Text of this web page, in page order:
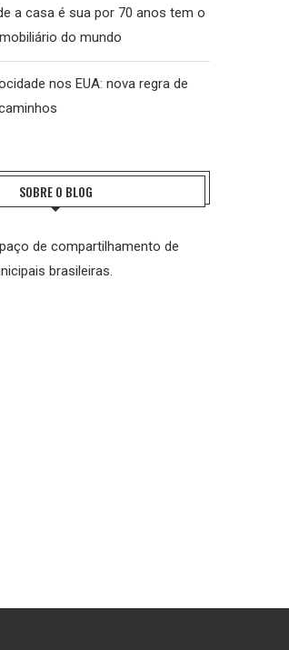
a casa é sua por 70 anos tem o
do mundo
nos EUA: nova regra de
SOBRE O BLOG
de compartilhamento de
brasileiras.